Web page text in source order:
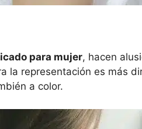
para mujer, hacen
la representación es más
a color.